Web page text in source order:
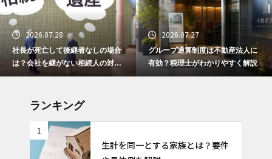
2026.07.28
社長が死亡して後継者なしの場合
は？会社を継がない相続人の対応
と選択肢
2026.07.27
グループ通算制度は不動産法人に
有効？税理士がわかりやすく解説
ランキング
1
生計を同一とする家族とは？要件